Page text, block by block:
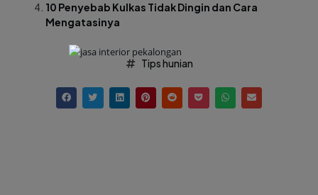
10 Penyebab Kulkas Tidak Dingin dan Cara
Mengatasinya
Tips hunian